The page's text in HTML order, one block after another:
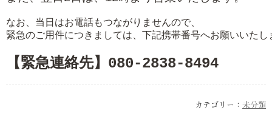
なお、当日はお電話もつながりませんので、
緊急のご用件につきましては、下記携帯番号へお願いいたし
カテゴリー： 未分類